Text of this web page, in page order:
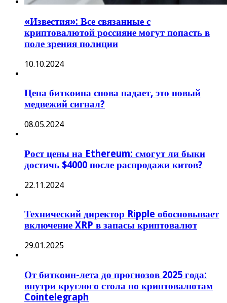
«Известия»: Все связанные с
криптовалютой россияне могут попасть в
поле зрения полиции
10.10.2024
Цена биткоина снова падает, это новый
медвежий сигнал?
08.05.2024
Рост цены на Ethereum: смогут ли быки
достичь $4000 после распродажи китов?
22.11.2024
Технический директор Ripple обосновывает
включение XRP в запасы криптовалют
29.01.2025
От биткоин-лета до прогнозов 2025 года:
внутри круглого стола по криптовалютам
Cointelegraph